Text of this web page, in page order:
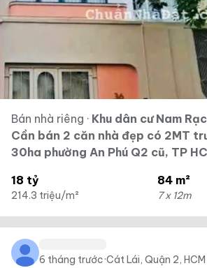
Bán nhà riêng · Khu dân cư Nam
Cần bán 2 căn nhà đẹp có 2MT
30ha phường An Phú Q2 cũ, TP
18 tỷ
214.3 triệu/m²
84 m²
7 x 12m
6 tháng trước·Cát Lái, Quận 2, HCM